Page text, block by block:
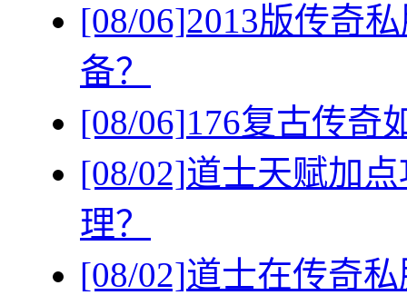
[08/06]2013版传奇
备？
[08/06]176复古传奇
[08/02]道士天赋加
理？
[08/02]道士在传奇